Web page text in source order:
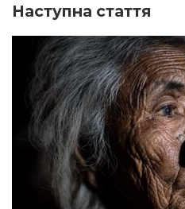
Наступна стаття